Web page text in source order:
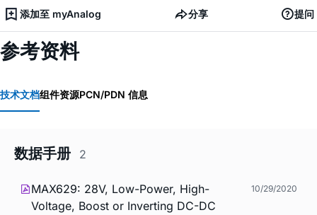
添加至 myAnalog 分享 提问
参考资料
技术文档组件资源PCN/PDN 信息
数据手册 2
MAX629: 28V, Low-Power, High-
Voltage, Boost or Inverting DC-DC
10/29/2020